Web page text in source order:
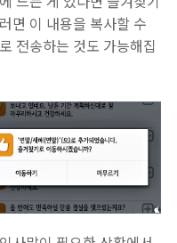
면 이 내용을 복사할 수
전송하는 것도 가능해집